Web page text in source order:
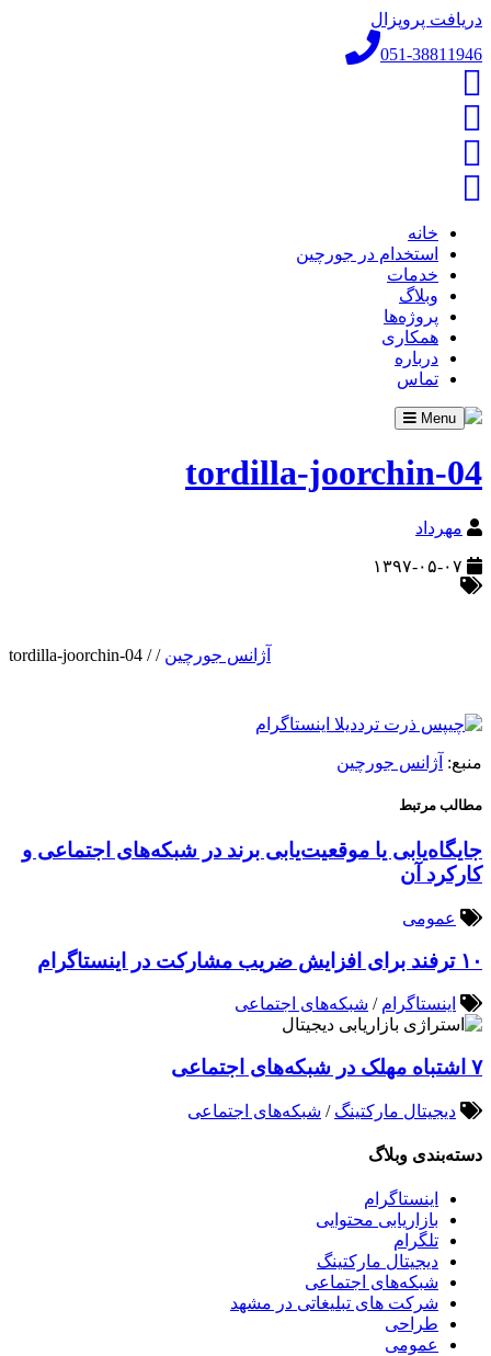
دریافت پروپزال
051-38811946
خانه
استخدام در جورچین
خدمات
وبلاگ
پروژه‌ها
همکاری
درباره
تماس
Toggle
navigation
Menu
tordilla-joorchin-04
مهرداد
آژانس جورچین /
/
tordilla-joorchin-04
منبع: آژانس جورچین
مطالب مرتبط
جایگاه‌یابی یا موقعیت‌یابی برند در شبکه‌های اجتماعی و
کارکرد آن
عمومی
۱۰ ترفند برای افزایش ضریب مشارکت در اینستاگرام
اینستاگرام / شبکه‌های اجتماعی
۷ اشتباه مهلک در شبکه‌های اجتماعی
دیجیتال مارکتینگ / شبکه‌های اجتماعی
دسته‌بندی وبلاگ
اینستاگرام
بازاریابی محتوایی
تلگرام
دیجیتال مارکتینگ
شبکه‌های اجتماعی
شرکت های تبلیغاتی در مشهد
طراحی
عمومی